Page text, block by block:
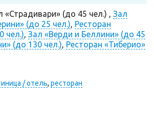
«Страдивари» (до 45 чел.) , Зал
(до 25 чел.), Ресторан
чел.), Зал «Верди и Беллини» (до 45
(до 130 чел.), Ресторан «Тиберио»
/ отель, ресторан